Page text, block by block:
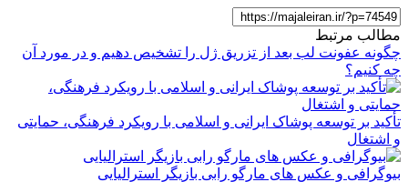
مطالب مرتبط
چگونه عفونت لب بعد از تزریق ژل را تشخیص دهیم و در مورد آن
چه کنیم؟
تأکید بر توسعه پوشاک ایرانی و اسلامی با رویکرد فرهنگی، حمایتی
و اشتغال
بیوگرافی و عکس های مارگو رابی بازیگر استرالیایی